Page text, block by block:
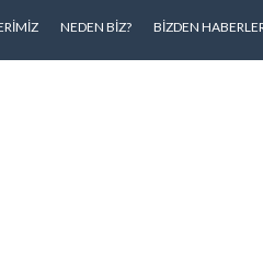
NEDEN BIZ? BIZDEN